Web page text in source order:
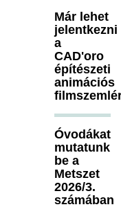
Már lehet
jelentkezni
a
CAD'oro
építészeti
animációs
Óvodákat
mutatunk
be a
Metszet
2026/3.
számában